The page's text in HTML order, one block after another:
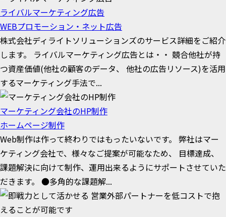
ライバルマーケティング広告
WEBプロモーション・ネット広告
株式会社ディライトソリューションズのサービス詳細をご紹介
します。 ライバルマーケティング広告とは・・ 競合他社が持
つ資産価値(他社の顧客のデータ、 他社の広告リソース)を活用
するマーケティング手法で...
マーケティング会社のHP制作
ホームページ制作
Web制作は作って終わりではもったいないです。 弊社はマー
ケティング会社で、様々なご提案が可能なため、 目標達成、
課題解決に向けて制作、運用出来るようにサポートさせていた
だきます。 ●多角的な課題解...